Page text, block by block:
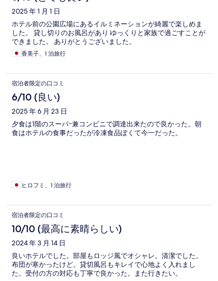
2025 年 1 月 1 日
ホテル前の公園広場にあるイルミネーションが綺麗で楽しめま
した。 貸し切りのお風呂があり ゆっくりと家族で過ごすことが
できました。 ありがとうございました。
香美子、1 泊旅行
宿泊者限定の口コミ
6/10 (良い)
2025 年 6 月 23 日
夕食は1階のスーパｰ兼コンビニで調達出来たので良かった。朝
食はホテルの食事だったが冷凍食品ぽくて今一だった。
ヒロフミ、1 泊旅行
宿泊者限定の口コミ
10/10 (最高に素晴らしい)
2024 年 3 月 14 日
良いホテルでした。部屋もロッジ風でオシャレ。清潔でした。
布団が寒かったけど。貸切風呂もキレイで心地よく入れまし
た。受付の方の対応も丁寧で良かった。また行きたい。